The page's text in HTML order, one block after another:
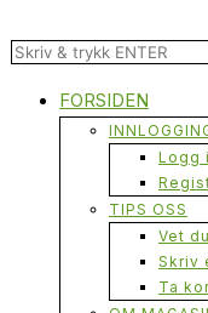
FORSIDEN
Logg
TIPS OSS
Vet
Skriv
Ta